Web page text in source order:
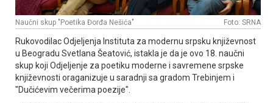
Naučni skup "Poetika Đorđa Nešića" Foto: SRNA
Rukovodilac Odjeljenja Instituta za modernu srpsku književnost
u Beogradu Svetlana Šeatović, istakla je da je ovo 18. naučni
skup koji Odjeljenje za poetiku moderne i savremene srpske
književnosti oraganizuje u saradnji sa gradom Trebinjem i
"Dučićevim večerima poezije".